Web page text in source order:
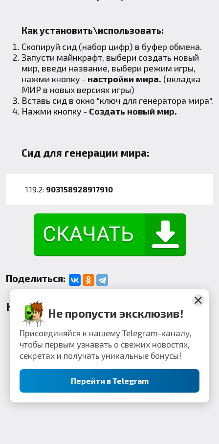
Как установить\использовать:
Скопируй сид (набор цифр) в буфер обмена.
Запусти майнкрафт, выбери создать новый
мир, введи название, выбери режим игры,
нажми кнопку - настройки мира. (вкладка
МИР в новых версиях игры)
Вставь сид в окно "ключ для генератора мира".
Нажми кнопку - Создать новый мир.
Сид для генерации мира:
1.19.2: 903158928917910
Поделиться:
КомментарииНе пропусти эксклюзив!
Присоединяйся к нашему Telegram-каналу,
чтобы первым узнавать о свежих новостях,
секретах и получать уникальные бонусы!
Перейти в Telegram